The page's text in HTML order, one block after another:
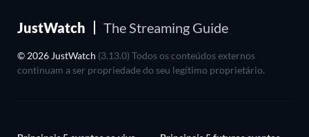
JustWatch The Streaming Guide
© 2026 JustWatch (3.13.0) Todos os conteúdos externos
continuam a ser propriedade do seu legítimo proprietário.